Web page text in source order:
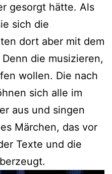
gesorgt hätte. Als
sich die
dort aber mit dem
die musizieren,
wollen. Die nach
sich alle im
aus und singen
Märchen, das vor
Texte und die